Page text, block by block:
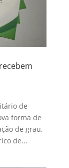
de
forma de
de grau,
de...